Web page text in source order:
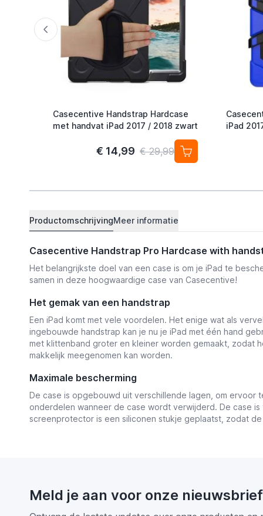
Casecentive Handstrap Hardcase
met handvat iPad 2017 / 2018 zwart
€ 14,99 € 29,99
iPad
ProductomschrijvingMeer informatie
Casecentive Handstrap Pro Hardcase with
Het belangrijkste doel van een case is om je iPad te
samen in deze hoogwaardige case van Casecentive!
Het gemak van een handstrap
Een iPad komt met vele voordelen. Het enige wat als
ingebouwde handstrap kan je nu je iPad met één hand
met klittenband groter en kleiner worden gemaakt, zodat
makkelijk meegenomen kan worden.
Maximale bescherming
De case is opgebouwd uit verschillende lagen, om ervoor
onderdelen wanneer de case wordt verwijderd. De case
screenprotector is een siliconen stukje geplaatst, zodat
Meld je aan voor onze nieuwsbrief